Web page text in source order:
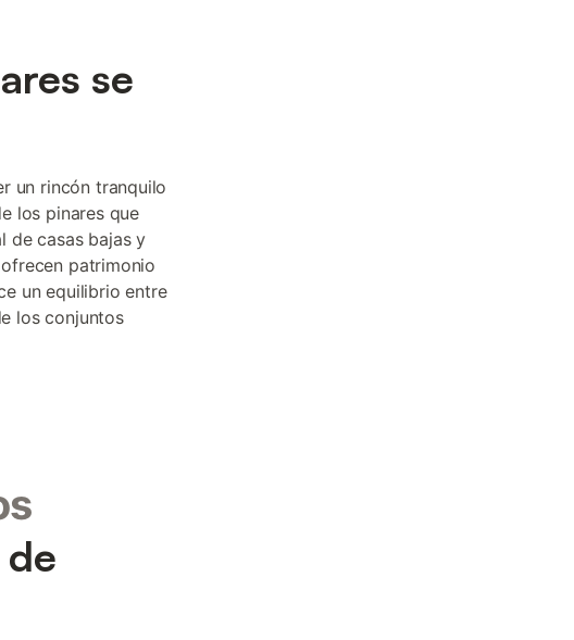
se
un rincón tranquilo
los pinares que
de casas bajas y
patrimonio
un equilibrio entre
los conjuntos